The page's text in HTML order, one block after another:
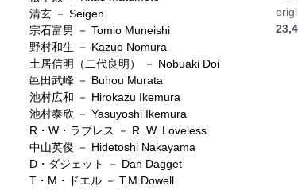
清玄 － Seigen
宗石富男 － Tomio Muneishi
野村和生 － Kazuo Nomura
土居信明（二代良明） － Nobuaki Doi
邑田武峰 － Buhou Murata
池村広和 － Hirokazu Ikemura
池村泰欣 － Yasuyoshi Ikemura
R・W・ラブレス － R. W. Loveless
中山英俊 － Hidetoshi Nakayama
D・ダジェット － Dan Dagget
T・M・ドエル － T.M.Dowell